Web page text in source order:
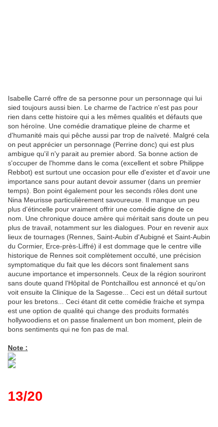
Isabelle Carré offre de sa personne pour un personnage qui lui
sied toujours aussi bien. Le charme de l'actrice n'est pas pour
rien dans cette histoire qui a les mêmes qualités et défauts que
son héroïne. Une comédie dramatique pleine de charme et
d'humanité mais qui pêche aussi par trop de naïveté. Malgré cela
on peut apprécier un personnage (Perrine donc) qui est plus
ambigue qu'il n'y parait au premier abord. Sa bonne action de
s'occuper de l'homme dans le coma (excellent et sobre Philippe
Rebbot) est surtout une occasion pour elle d'exister et d'avoir une
importance sans pour autant devoir assumer (dans un premier
temps). Bon point également pour les seconds rôles dont une
Nina Meurisse particulièrement savoureuse. Il manque un peu
plus d'étincelle pour vraiment offrir une comédie digne de ce
nom. Une chronique douce amère qui méritait sans doute un peu
plus de travail, notamment sur les dialogues. Pour en revenir aux
lieux de tournages (Rennes, Saint-Aubin d'Aubigné et Saint-Aubin
du Cormier, Erce-près-Liffré) il est dommage que le centre ville
historique de Rennes soit complètement occulté, une précision
symptomatique du fait que les décors sont finalement sans
aucune importance et impersonnels. Ceux de la région souriront
sans doute quand l'Hôpital de Pontchaillou est annoncé et qu'on
voit ensuite la Clinique de la Sagesse... Ceci est un détail surtout
pour les bretons... Ceci étant dit cette comédie fraiche et sympa
est une option de qualité qui change des produits formatés
hollywoodiens et on passe finalement un bon moment, plein de
bons sentiments qui ne fon pas de mal.
Note :
13/20